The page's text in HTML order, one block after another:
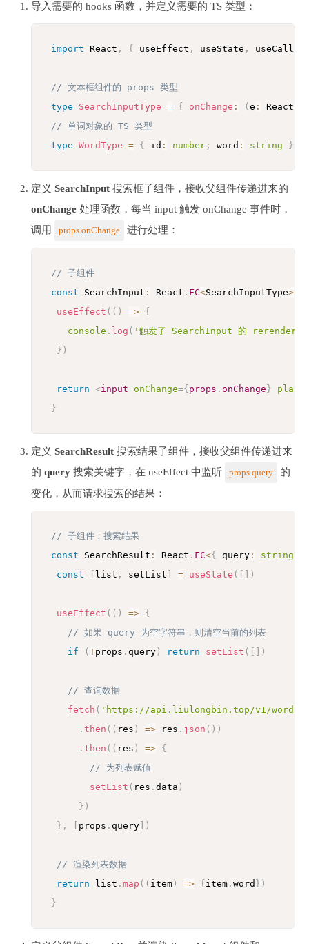
导入需要的 hooks 函数，并定义需要的 TS 类型：
import React , { useEffect , useState ,
// 文本框组件的 props 类型
type
SearchInputType = { onChange : ( e : React
// 单词对象的 TS 类型
type WordType = { id : number ; word : string }
定义 SearchInput 搜索框子组件，接收父组件传递进来的
onChange 处理函数，每当 input 触发 onChange 事件时，
调用
props.onChange 进行处理：
// 子组件
const SearchInput : React . FC<SearchInputType>
useEffect ( ( ) => {
console . log ( '触发了 SearchInput 的 rerender'
} )
return <input onChange={ props . onChange }
}
定义 SearchResult 搜索结果子组件，接收父组件传递进来
的 query 搜索关键字，在 useEffect 中监听 props.query
的
变化，从而请求搜索的结果：
// 子组件：搜索结果
const SearchResult : React . FC<{ query : string
const
list , setList = useState ( )
useEffect ( ( ) => {
// 如果 query 为空字符串，则清空当前的列表
if
( ! props . query ) return setList ( )
// 查询数据
fetch ( 'https://api.liulongbin.top/v1/
. then ( ( res ) => res . json ( ) )
. then ( ( res ) => {
// 为列表赋值
setList ( res . data )
} )
} , props . query )
// 渲染列表数据
return list . map ( ( item ) => { item . word } )
}